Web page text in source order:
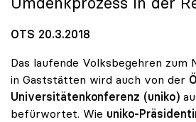
OTS 20.3.2018
Das laufende Volksbegehren zum
in Gaststätten wird auch von der
Universitätenkonferenz (uniko)
befürwortet. Wie uniko-